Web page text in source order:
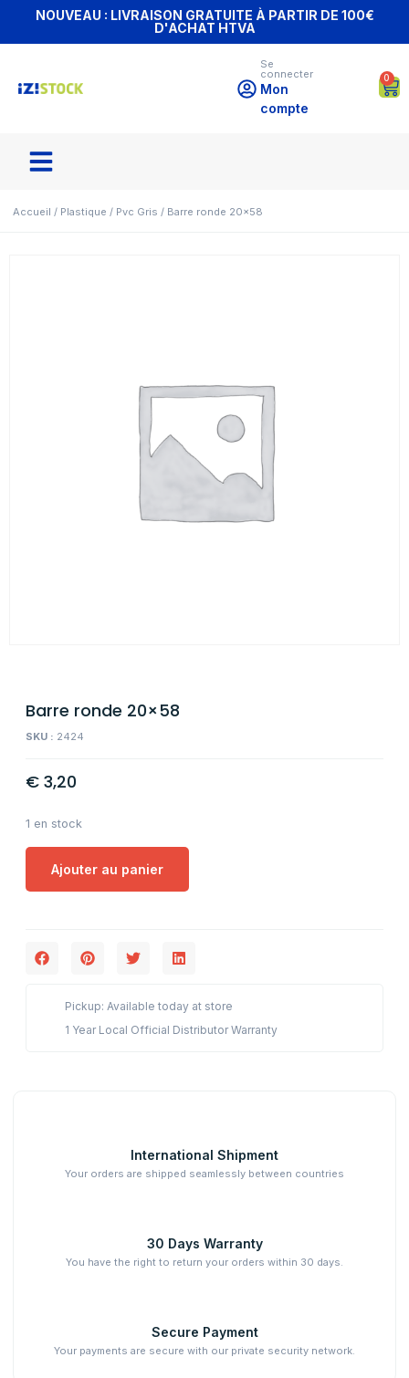
NOUVEAU : LIVRAISON GRATUITE À PARTIR DE 100€
D'ACHAT HTVA
Se
connecter
Mon
compte
0
Accueil / Plastique / Pvc Gris / Barre ronde 20×58
Barre ronde 20×58
SKU : 2424
€ 3,20
1 en stock
Ajouter au panier
Pickup: Available today at store
1 Year Local Official Distributor Warranty
International Shipment
Your orders are shipped seamlessly between countries
30 Days Warranty
You have the right to return your orders within 30 days.
Secure Payment
Your payments are secure with our private security network.